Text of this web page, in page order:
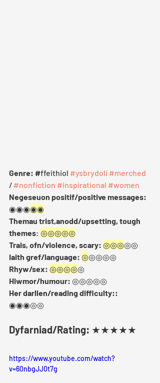
Genre: #ffeithiol #ysbrydoli #merched
/ #nonfiction #inspirational #women
Negeseuon positif/positive messages:
◉◉◉◉◉
Themau trist,anodd/upsetting, tough
themes: ◎◎◎◎◎
Trais, ofn/violence, scary: ◎◎◎◎◎
Iaith gref/language: ◎◎◎◎◎
Rhyw/sex: ◎◎◎◎◎
Hiwmor/humour: ◎◎◎◎◎
Her darllen/reading difficulty::
◉◉◉◎◎
Dyfarniad/Rating: ★★★★★
https://www.youtube.com/watch?
v=60nbgJJ0t7g